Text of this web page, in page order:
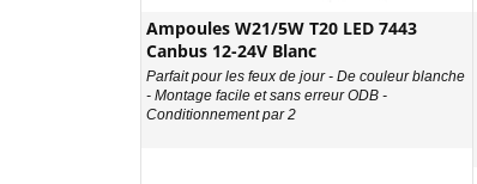
Ampoules W21/5W T20 LED 7443
Canbus 12-24V Blanc
Parfait pour les feux de jour - De couleur blanche
- Montage facile et sans erreur ODB -
Conditionnement par 2